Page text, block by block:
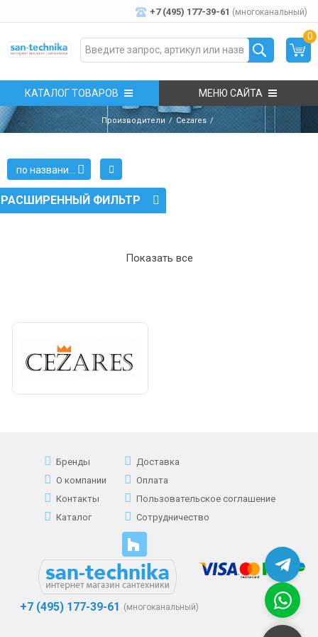
+7 (495) 177-39-61 (многоканальный)
0
КАТАЛОГ ТОВАРОВ МЕНЮ САЙТА
Производители Cezares
РАСШИРЕННЫЙ ФИЛЬТР
по названию
Показать все
Бренды
О компании
Контакты
Каталог
Доставка
Оплата
Пользовательское соглашение
Сотрудничество
+7 (495) 177-39-61 (многоканальный)